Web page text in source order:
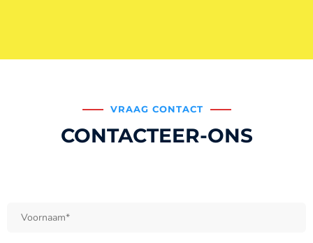
VRAAG CONTACT
CONTACTEER-ONS